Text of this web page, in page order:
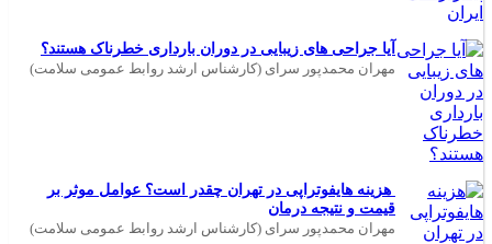
آیا جراحی های زیبایی در دوران بارداری خطرناک هستند؟
مهران محمدپور سرای (کارشناس ارشد روابط عمومی سلامت)
هزینه هایفوتراپی در تهران چقدر است؟ عوامل موثر بر
قیمت و نتیجه درمان
مهران محمدپور سرای (کارشناس ارشد روابط عمومی سلامت)